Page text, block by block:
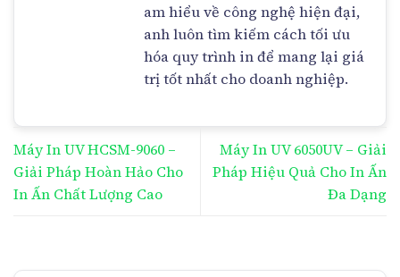
am hiểu về công nghệ hiện đại,
anh luôn tìm kiếm cách tối ưu
hóa quy trình in để mang lại giá
trị tốt nhất cho doanh nghiệp.
Máy In UV HCSM-9060 –
Giải Pháp Hoàn Hảo Cho
In Ấn Chất Lượng Cao
Máy In UV 6050UV – Giải
Pháp Hiệu Quả Cho In Ấn
Đa Dạng